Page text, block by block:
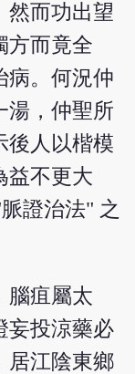
然而功出望
方而竟全
病。何況仲
湯，仲聖所
後人以楷模
益不更大
證治法" 之
腦疽屬太
妄投涼藥必
居江陰東鄉